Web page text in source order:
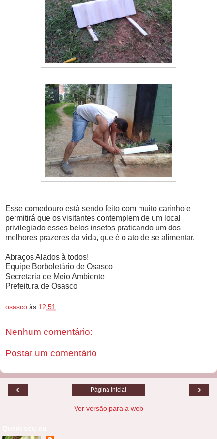
Esse comedouro está sendo feito com muito carinho e
permitirá que os visitantes contemplem de um local
privilegiado esses belos insetos praticando um dos
melhores prazeres da vida, que é o ato de se alimentar.
Abraços Alados à todos!
Equipe Borboletário de Osasco
Secretaria de Meio Ambiente
Prefeitura de Osasco
osasco às 12:51
Nenhum comentário:
Postar um comentário
‹ ›
Página inicial
Ver versão para a web